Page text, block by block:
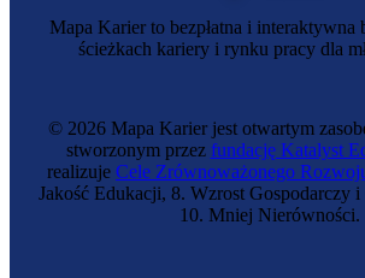
Mapa Karier to bezpłatna i interaktywna
ścieżkach kariery i rynku pracy dla
© 2026 Mapa Karier jest otwartym
stworzonym przez fundację Katalyst
realizuje Cele Zrównoważonego
Jakość Edukacji, 8. Wzrost Gospodarczy i
10. Mniej Nierówności.